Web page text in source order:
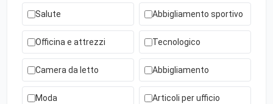
Salute Abbigliamento sportivo
Officina e attrezzi Tecnologico
Camera da letto Abbigliamento
Moda Articoli per ufficio